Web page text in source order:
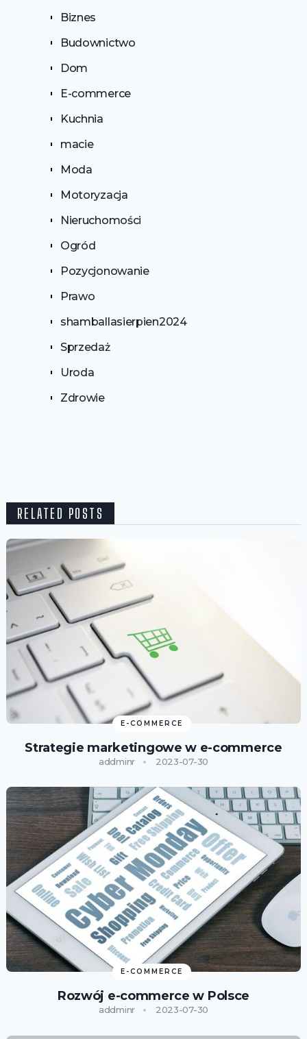
Biznes
Budownictwo
Dom
E-commerce
Kuchnia
macie
Moda
Motoryzacja
Nieruchomości
Ogród
Pozycjonowanie
Prawo
shamballasierpien2024
Sprzedaż
Uroda
Zdrowie
RELATED POSTS
E-COMMERCE
Strategie marketingowe w e-commerce
addminr 2023-07-30
E-COMMERCE
Rozwój e-commerce w Polsce
addminr 2023-07-30